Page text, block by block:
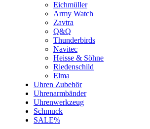
Eichmüller
Army Watch
Zavtra
Q&Q
Thunderbirds
Navitec
Heisse & Söhne
Riedenschild
Elma
Uhren Zubehör
Uhrenarmbänder
Uhrenwerkzeug
Schmuck
SALE%